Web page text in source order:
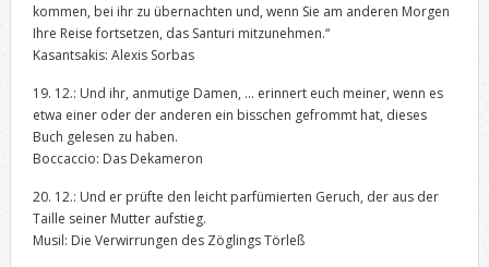
kommen, bei ihr zu übernachten und, wenn Sie am anderen Morgen
Ihre Reise fortsetzen, das Santuri mitzunehmen.“
Kasantsakis: Alexis Sorbas
19. 12.: Und ihr, anmutige Damen, … erinnert euch meiner, wenn es
etwa einer oder der anderen ein bisschen gefrommt hat, dieses
Buch gelesen zu haben.
Boccaccio: Das Dekameron
20. 12.: Und er prüfte den leicht parfümierten Geruch, der aus der
Taille seiner Mutter aufstieg.
Musil: Die Verwirrungen des Zöglings Törleß